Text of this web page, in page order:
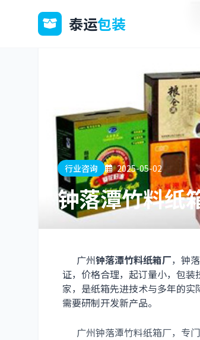
泰运包装
行业咨询 2025-05-02
钟落潭竹料纸
广州钟落潭竹料纸箱厂，钟
证，价格合理，起订量小，包
家，是纸箱先进技术与多年的
需要研制开发新产品。
广州钟落潭竹料纸箱厂，专